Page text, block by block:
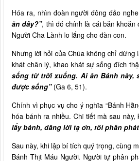
Hóa ra, nhìn đoàn người đông đảo
ăn đây?”, thì đó chính là cái băn
Người Cha Lành lo lắng cho đàn con.
Nhưng lời hỏi của Chúa không chỉ
khát chân lý, khao khát sự sống đích
sống từ trời xuống. Ai ăn Bánh này,
được sống”(Ga 6, 51).
Chính vì phục vụ cho ý nghĩa “Bánh
hóa bánh ra nhiều. Chi tiết mà sau
lấy bánh, dâng lời tạ ơn, rồi phân
Sau này, khi lập bí tích quý trọng, cùng
Bánh Thịt Máu Người. Người tự phân